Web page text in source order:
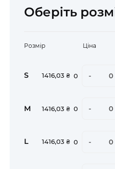
Оберіть
Розмір Ціна
S 1416,03 ₴ 0 -
M 1416,03 ₴ 0 -
L 1416,03 ₴ 0 -